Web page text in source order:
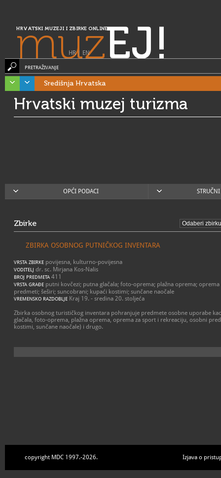
HRVATSKI MUZEJI I ZBIRKE ONLINE
muzEJ!
HR| EN
PRETRAŽIVANJE
Središnja Hrvatska
Hrvatski muzej turizma
OPĆI PODACI
Zbirke
ZBIRKA OSOBNOG PUTNIČKOG INVENTARA
VRSTA ZBIRKE povijesna, kulturno-povijesna
VODITELJ dr. sc. Mirjana Kos-Nalis
BROJ PREDMETA 411
VRSTA GRAĐE putni kovčezi; putna glačala; foto-oprema; plažna oprema;
predmeti; šeširi; suncobrani; kupaći kostimi; sunčane naočale
VREMENSKO RAZDOBLJE Kraj 19. - sredina 20. stoljeća
Zbirka osobnog turističkog inventara pohranjuje predmete osobne uporabe
glačala, foto-oprema, plažna oprema, oprema za sport i rekreaciju, osobni
kostimi, sunčane naočale) i drugo.
copyright MDC 1997.-2026. Izjava o